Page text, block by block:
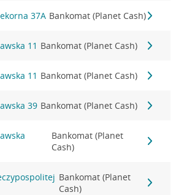
37A Bankomat (Planet Cash)
11 Bankomat (Planet Cash)
11 Bankomat (Planet Cash)
39 Bankomat (Planet Cash)
Bankomat (Planet
Cash)
Bankomat (Planet
Cash)